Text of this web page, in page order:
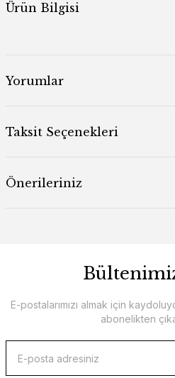
Ürün Bilgisi
Yorumlar
Taksit Seçenekleri
Önerileriniz
E-postalarımızı almak için
abonelikten